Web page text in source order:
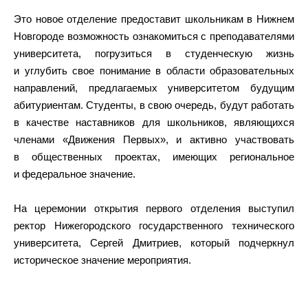
Это новое отделение предоставит школьникам в Нижнем
Новгороде возможность ознакомиться с преподавателями
университета, погрузиться в студенческую жизнь
и углубить свое понимание в области образовательных
направлений, предлагаемых университетом будущим
абитуриентам. Студенты, в свою очередь, будут работать
в качестве наставников для школьников, являющихся
членами «Движения Первых», и активно участвовать
в общественных проектах, имеющих региональное
и федеральное значение.
На церемонии открытия первого отделения выступил
ректор Нижегородского государственного технического
университета, Сергей Дмитриев, который подчеркнул
историческое значение мероприятия.